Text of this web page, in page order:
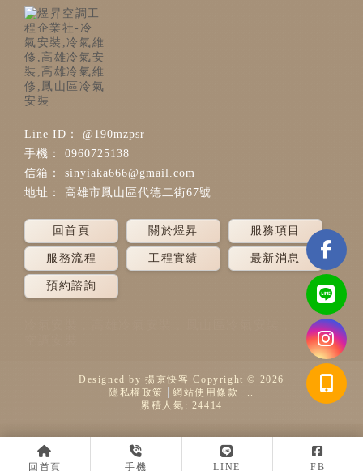
回首頁 手機 LINE FB
@190mzpsr
0960725138
sinyiaka666@gmail.com
高雄市鳳山區代德二街67號
回首頁 關於煜昇 服務項目
服務流程 工程實績 最新消息
預約諮詢
Designed by揚京快客 Copyright © 2026
隱私權政策
網站使用條款
累積人氣: 24414